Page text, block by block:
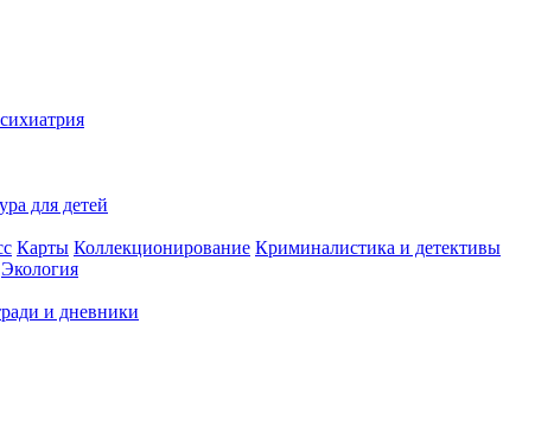
для детей
Карты Коллекционирование Криминалистика и детективы
Экология
и дневники